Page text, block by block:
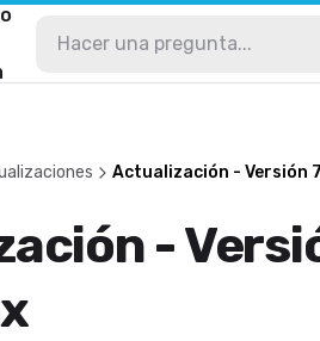
Actualización - Versión
-